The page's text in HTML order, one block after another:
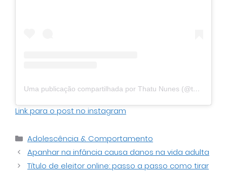
Uma publicação compartilhada por Thatu Nunes (@thatununes)
Link para o post no instagram
Categorias
Adolescência & Comportamento
Apanhar na infância causa danos na vida adulta
Título de eleitor online: passo a passo como tirar